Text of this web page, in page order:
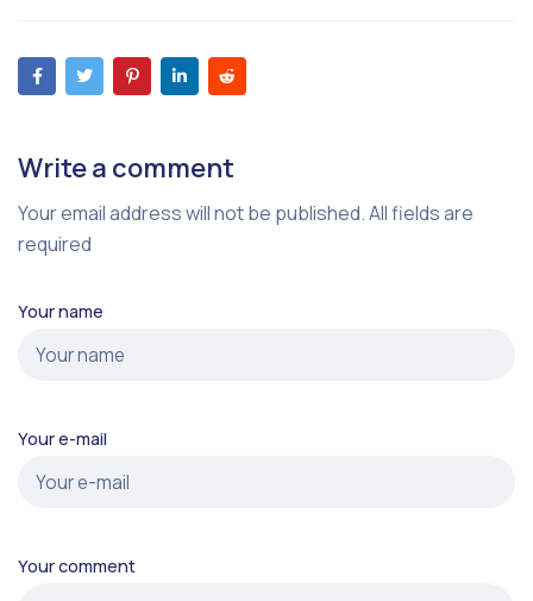
Write a comment
Your email address will not be published. All fields are
required
Your name
Your e-mail
Your comment